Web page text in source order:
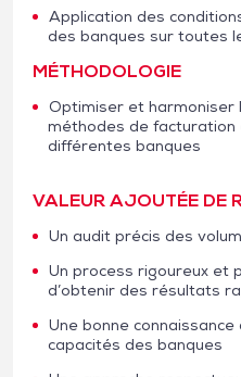
Application des
des banques sur toutes
MÉTHODOLOGIE
Optimiser et harmoniser
méthodes de
différentes banques
VALEUR AJOUTÉE DE
Un audit précis des
Un process rigoureux et
d’obtenir des résultats
Une bonne
capacités des banques